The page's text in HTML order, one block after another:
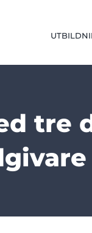
tre